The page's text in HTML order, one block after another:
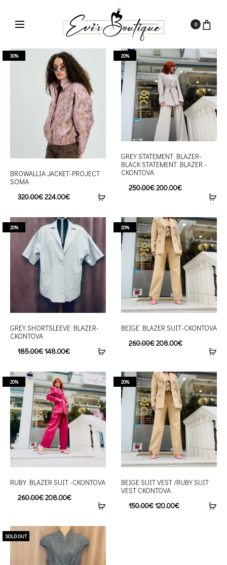
0
30%
BROWALLIA JACKET-PROJECT
SOMA
320.00€224.00€
20%
GREY STATEMENT BLAZER-
BLACK STATEMENT BLAZER -
CKONTOVA
250.00€200.00€
20%
GREY SHORTSLEEVE BLAZER-
CKONTOVA
185.00€148.00€
20%
BEIGE BLAZER SUIT-CKONTOVA
260.00€208.00€
20%
RUBY BLAZER SUIT -CKONTOVA
260.00€208.00€
20%
BEIGE SUIT VEST /RUBY SUIT
VEST CKONTOVA
150.00€120.00€
SOLD OUT